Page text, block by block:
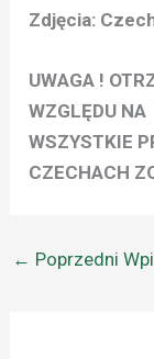
Zdjęcia:
UWAGA !
WZGLĘDU NA
WSZYSTKIE
CZECHACH
← Poprzedni